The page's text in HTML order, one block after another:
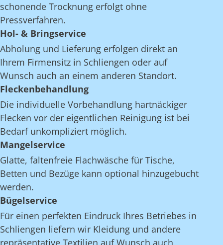
schonende Trocknung erfolgt ohne
Pressverfahren.
Hol- & Bringservice
Abholung und Lieferung erfolgen direkt an
Ihrem Firmensitz in Schliengen oder auf
Wunsch auch an einem anderen Standort.
Fleckenbehandlung
Die individuelle Vorbehandlung hartnäckiger
Flecken vor der eigentlichen Reinigung ist bei
Bedarf unkompliziert möglich.
Mangelservice
Glatte, faltenfreie Flachwäsche für Tische,
Betten und Bezüge kann optional hinzugebucht
werden.
Bügelservice
Für einen perfekten Eindruck Ihres Betriebes in
Schliengen liefern wir Kleidung und andere